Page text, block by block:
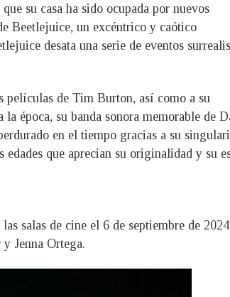
su casa ha sido ocupada por nuevos
Beetlejuice, un excéntrico y caótico
desata una serie de eventos
películas de Tim Burton, así como a su
época, su banda sonora memorable de
en el tiempo gracias a su
que aprecian su originalidad y su
salas de cine el 6 de septiembre de
Jenna Ortega.